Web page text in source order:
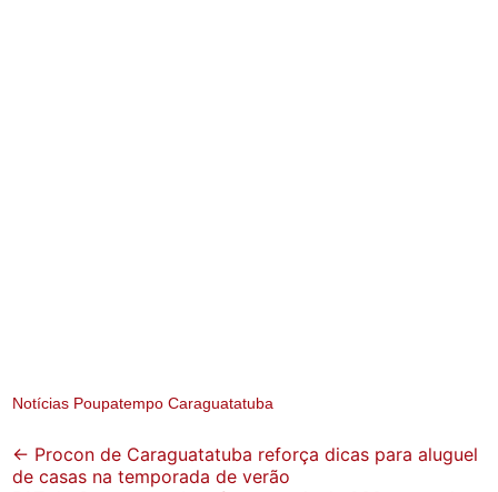
Notícias Poupatempo Caraguatatuba
Post
navigation
← Procon de Caraguatatuba reforça dicas para aluguel
de casas na temporada de verão